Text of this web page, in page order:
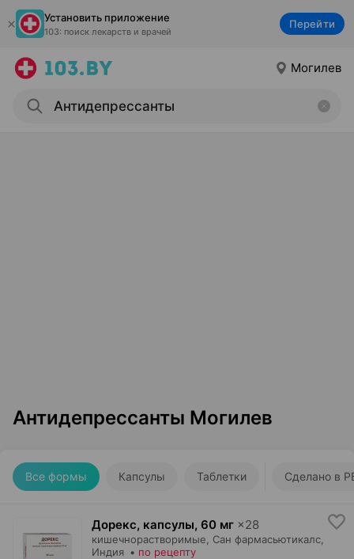
Установить приложение
103: поиск лекарств и врачей
Перейти
Могилев
Антидепрессанты Могилев
Все формы Капсулы Таблетки Сделано в
Дорекс, капсулы, 60 мг ×28
кишечнорастворимые, Сан фармасьютикалс
Индия • по рецепту